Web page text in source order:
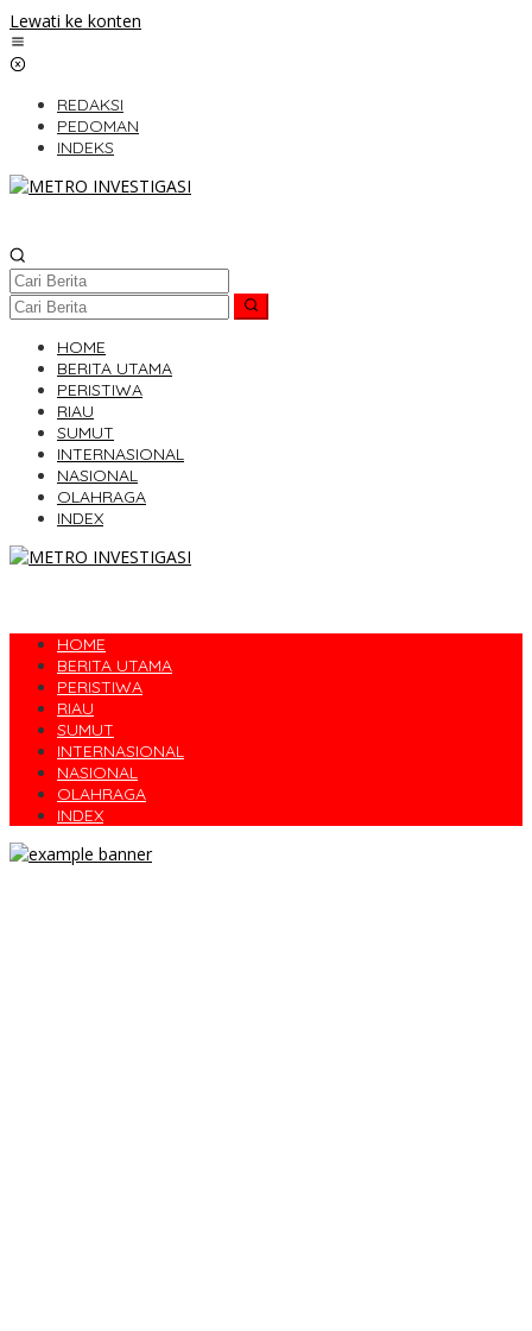
Lewati ke konten
REDAKSI
PEDOMAN
INDEKS
HOME
BERITA UTAMA
PERISTIWA
RIAU
SUMUT
INTERNASIONAL
NASIONAL
OLAHRAGA
INDEX
HOME
BERITA UTAMA
PERISTIWA
RIAU
SUMUT
INTERNASIONAL
NASIONAL
OLAHRAGA
INDEX